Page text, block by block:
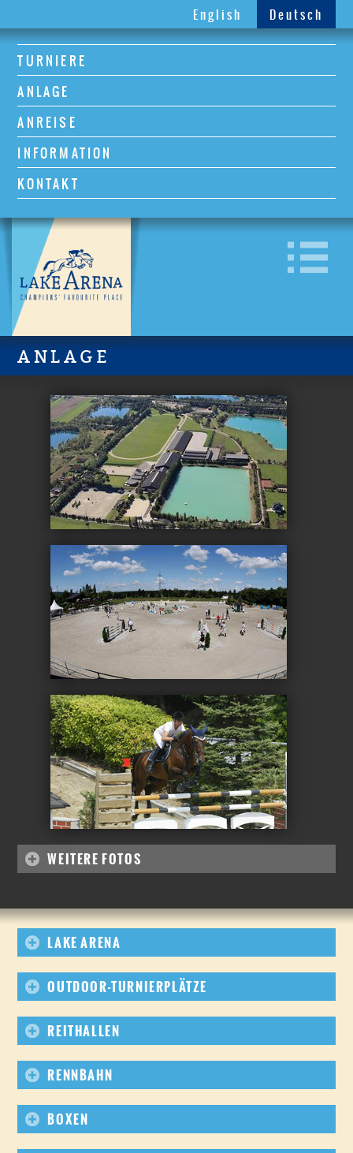
Deutsch
English
TURNIERE
ANLAGE
ANREISE
INFORMATION
KONTAKT
ANLAGE
WEITERE FOTOS
LAKE ARENA
OUTDOOR-TURNIERPLÄTZE
REITHALLEN
RENNBAHN
BOXEN